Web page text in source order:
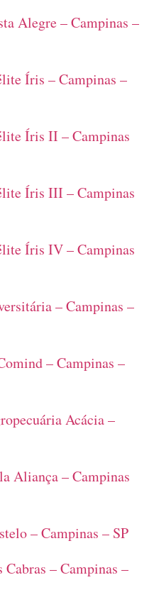
Alegre – Campinas –
Íris – Campinas –
Íris II – Campinas
Íris III – Campinas
Íris IV – Campinas
– Campinas –
– Campinas –
Acácia –
Aliança – Campinas
– Campinas – SP
– Campinas –